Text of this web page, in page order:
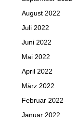
August 2022
Juli 2022
Juni 2022
Mai 2022
April 2022
März 2022
Februar 2022
Januar 2022